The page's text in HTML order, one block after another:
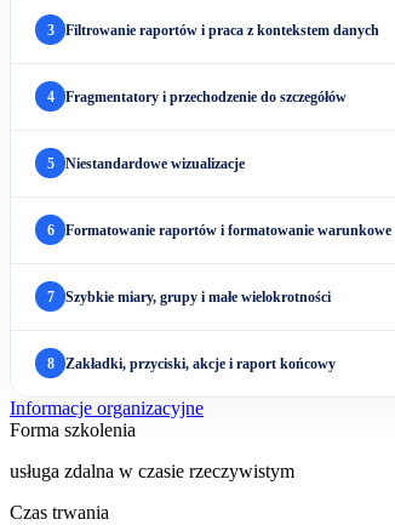
3 Filtrowanie raportów i praca z kontekstem danych
4 Fragmentatory i przechodzenie do szczegółów
5 Niestandardowe wizualizacje
6 Formatowanie raportów i formatowanie warunkowe
7 Szybkie miary, grupy i małe wielokrotności
8 Zakładki, przyciski, akcje i raport końcowy
Informacje organizacyjne
Forma szkolenia
usługa zdalna w czasie rzeczywistym
Czas trwania